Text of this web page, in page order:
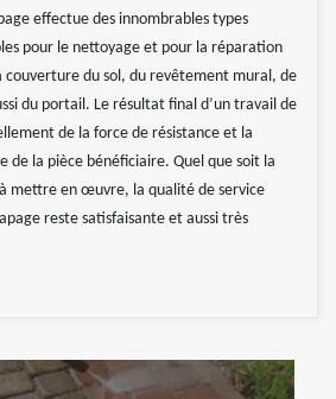
effectue des innombrables types
pour le nettoyage et pour la réparation
couverture du sol, du revêtement mural, de
du portail. Le résultat final d’un travail de
de la force de résistance et la
de la pièce bénéficiaire. Quel que soit la
mettre en œuvre, la qualité de service
reste satisfaisante et aussi très